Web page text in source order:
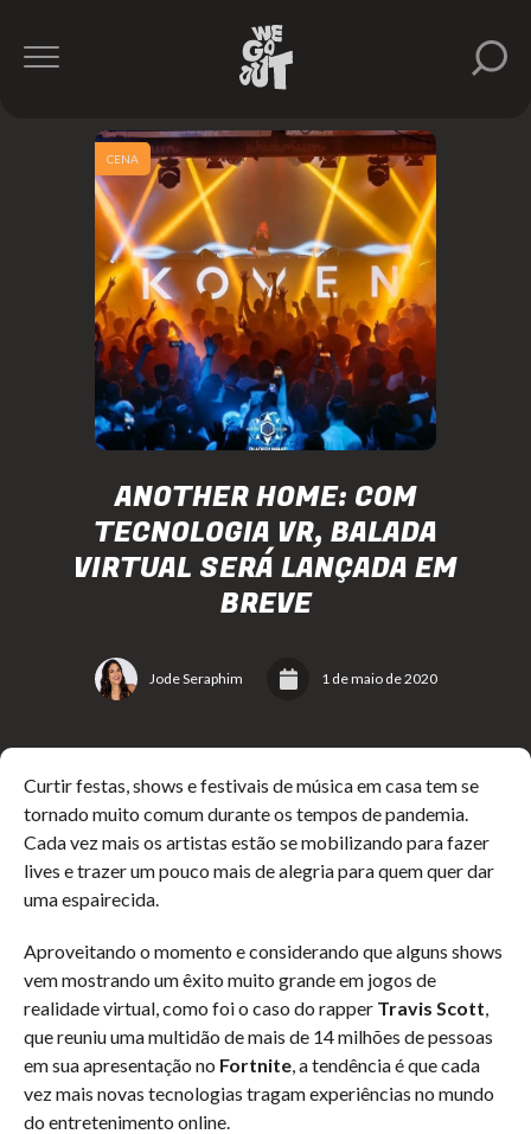
ANOTHER HOME: COM
TECNOLOGIA VR, BALADA
VIRTUAL SERÁ LANÇADA EM
BREVE
Jode Seraphim 1 de maio de 2020
CENA
Curtir festas, shows e festivais de música em casa tem se
tornado muito comum durante os tempos de pandemia.
Cada vez mais os artistas estão se mobilizando para fazer
lives e trazer um pouco mais de alegria para quem quer dar
uma espairecida.
Aproveitando o momento e considerando que alguns shows
vem mostrando um êxito muito grande em jogos de
realidade virtual, como foi o caso do rapper Travis Scott,
que reuniu uma multidão de mais de 14 milhões de pessoas
em sua apresentação no Fortnite, a tendência é que cada
vez mais novas tecnologias tragam experiências no mundo
do entretenimento online.